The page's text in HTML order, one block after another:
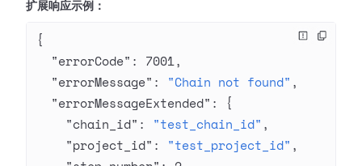
扩展响应示例：
{
  "errorCode"
: 7001,
  "errorMessage"
: "Chain not found" ,
  "errorMessageExtended"
: {
    "chain_id"
: "test_chain_id" ,
    "project_id"
: "test_project_id" ,